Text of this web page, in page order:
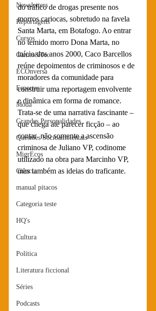
Newsletters
Reportagens
Cursos
Games&Tec
ECOnversa
Esportes
Moda
Grandes Personalidades
Questões Socioambientais
MigrEcos
Ciência
manual pitacos
Categoria teste
HQ's
Cultura
Política
Literatura ficcional
Séries
Podcasts
do tráfico de drogas presente nos
morros cariocas, sobretudo na favela
Santa Marta, em Botafogo. Ao entrar
no temido morro Dona Marta, no
início dos anos 2000, Caco Barcellos
reúne depoimentos de criminosos e de
moradores da comunidade para
construir uma reportagem envolvente
e dinâmica em forma de romance.
Trata-se de uma narrativa fascinante –
que chega até parecer ficção – ao
contar  não somente a ascensão
criminosa de Juliano VP, codinome
utilizado na obra para Marcinho VP,
mas também as ideias do traficante.